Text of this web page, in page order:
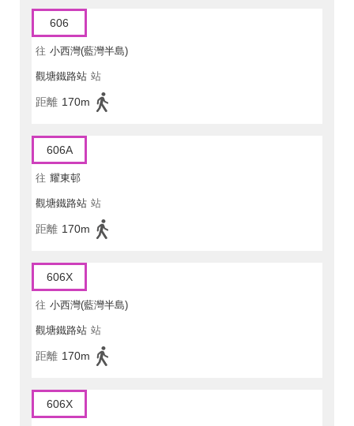
606
往 小西灣(藍灣半島)
觀塘鐵路站 站
距離 170m
606A
往 耀東邨
觀塘鐵路站 站
距離 170m
606X
往 小西灣(藍灣半島)
觀塘鐵路站 站
距離 170m
606X